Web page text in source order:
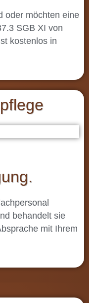
oder möchten eine
SGB XI von
kostenlos in
behandelt sie
mit Ihrem